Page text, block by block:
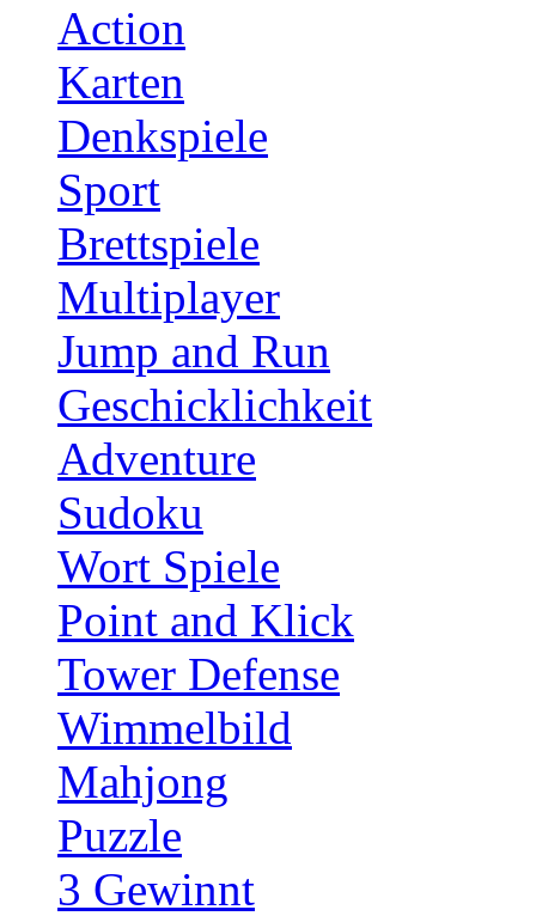
Action
Karten
Denkspiele
Sport
Brettspiele
Multiplayer
Jump and Run
Geschicklichkeit
Adventure
Sudoku
Wort Spiele
Point and Klick
Tower Defense
Wimmelbild
Mahjong
Puzzle
3 Gewinnt